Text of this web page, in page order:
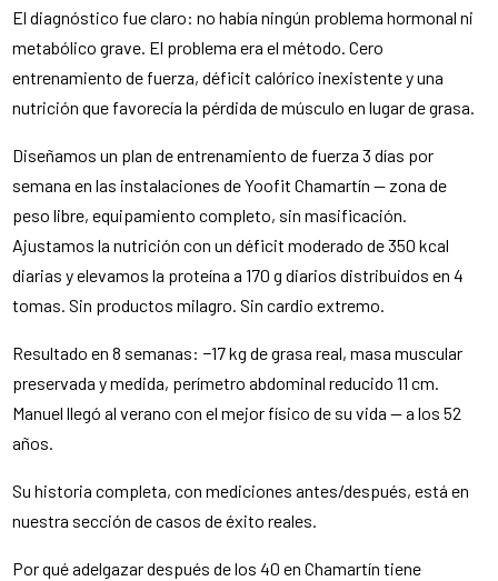
El diagnóstico fue claro: no había ningún problema hormonal ni
metabólico grave. El problema era el método. Cero
entrenamiento de fuerza, déficit calórico inexistente y una
nutrición que favorecía la pérdida de músculo en lugar de grasa.
Diseñamos un plan de entrenamiento de fuerza 3 días por
semana en las instalaciones de Yoofit Chamartín — zona de
peso libre, equipamiento completo, sin masificación.
Ajustamos la nutrición con un déficit moderado de 350 kcal
diarias y elevamos la proteína a 170 g diarios distribuidos en 4
tomas. Sin productos milagro. Sin cardio extremo.
Resultado en 8 semanas: −17 kg de grasa real, masa muscular
preservada y medida, perímetro abdominal reducido 11 cm.
Manuel llegó al verano con el mejor físico de su vida — a los 52
años.
Su historia completa, con mediciones antes/después, está en
nuestra sección de casos de éxito reales.
Por qué adelgazar después de los 40 en Chamartín tiene